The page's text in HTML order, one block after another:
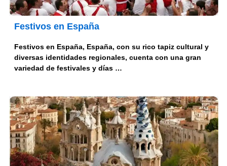
Festivos en España
Festivos en España, España, con su rico tapiz cultural y
diversas identidades regionales, cuenta con una gran
variedad de festivales y días …